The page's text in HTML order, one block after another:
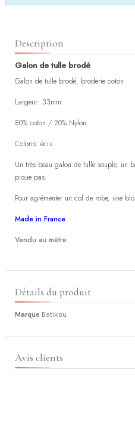
Description
Galon de tulle brodé
Galon de tulle brodé, broderie coton
Largeur: 33mm
80% coton / 20% Nylon
Coloris: écru
Un très beau galon de tulle souple, un
pique pas.
Pour agrémenter un col de robe, une
Made in France
Vendu au mètre
Détails du produit
Marque Batikou
Avis clients